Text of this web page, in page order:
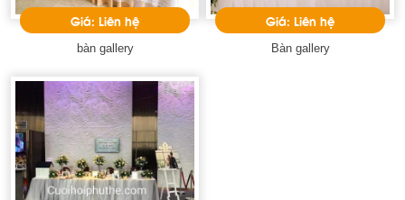
Giá: Liên hệ
bàn gallery
Giá: Liên hệ
Bàn gallery